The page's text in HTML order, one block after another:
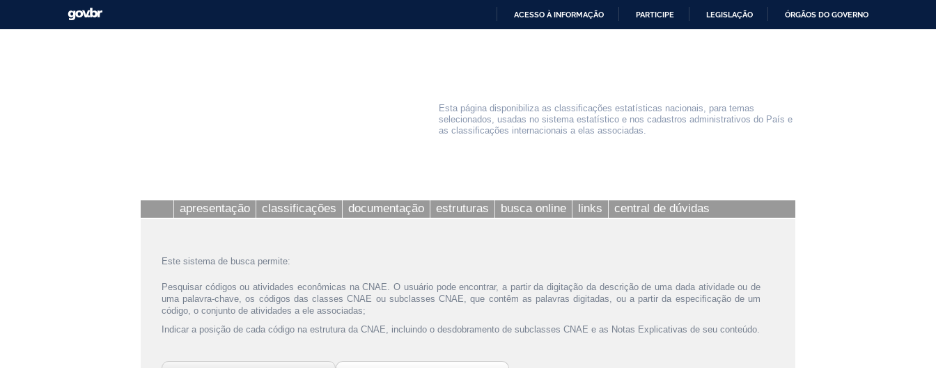
ACESSO À INFORMAÇÃO PARTICIPE LEGISLAÇÃO ÓRGÃOS DO GOVERNO
Esta página disponibiliza as classificações estatísticas nacionais, para temas
selecionados, usadas no sistema estatístico e nos cadastros administrativos do País e
as classificações internacionais a elas associadas.
apresentação classificações documentação estruturas busca online links central de dúvidas
Este sistema de busca permite:
Pesquisar códigos ou atividades econômicas na CNAE. O usuário pode encontrar, a partir da digitação da descrição de uma dada atividade ou de
uma palavra-chave, os códigos das classes CNAE ou subclasses CNAE, que contêm as palavras digitadas, ou a partir da especificação de um
código, o conjunto de atividades a ele associadas;
Indicar a posição de cada código na estrutura da CNAE, incluindo o desdobramento de subclasses CNAE e as Notas Explicativas de seu conteúdo.